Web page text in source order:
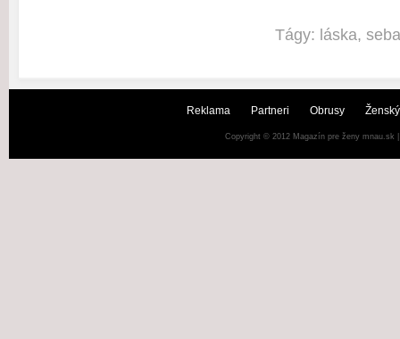
Tágy: láska,
Reklama Partneri Obrusy
Copyright © 2012 Magazín pre ženy mnau.sk